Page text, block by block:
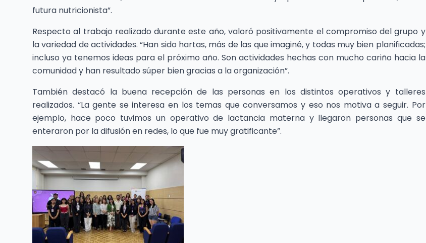
futura nutricionista”.
Respecto al trabajo realizado durante este año, valoró positivamente el compromiso del grupo y
la variedad de actividades. “Han sido hartas, más de las que imaginé, y todas muy bien planificadas;
incluso ya tenemos ideas para el próximo año. Son actividades hechas con mucho cariño hacia la
comunidad y han resultado súper bien gracias a la organización”.
También destacó la buena recepción de las personas en los distintos operativos y talleres
realizados. “La gente se interesa en los temas que conversamos y eso nos motiva a seguir. Por
ejemplo, hace poco tuvimos un operativo de lactancia materna y llegaron personas que se
enteraron por la difusión en redes, lo que fue muy gratificante”.